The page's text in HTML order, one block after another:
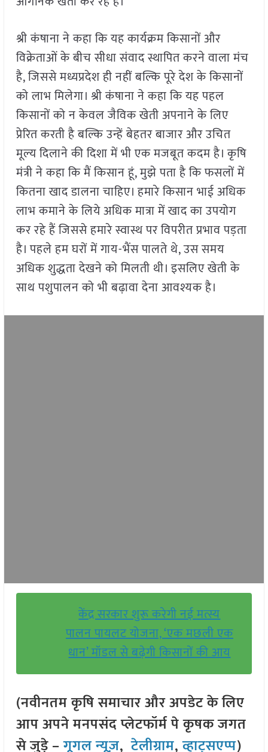
श्री कंषाना ने कहा कि यह कार्यक्रम किसानों और
विक्रेताओं के बीच सीधा संवाद स्थापित करने वाला मंच
है, जिससे मध्यप्रदेश ही नहीं बल्कि पूरे देश के किसानों
को लाभ मिलेगा। श्री कंषाना ने कहा कि यह पहल
किसानों को न केवल जैविक खेती अपनाने के लिए
प्रेरित करती है बल्कि उन्हें बेहतर बाजार और उचित
मूल्य दिलाने की दिशा में भी एक मजबूत कदम है। कृषि
मंत्री ने कहा कि मैं किसान हूं, मुझे पता है कि फसलों में
कितना खाद डालना चाहिए। हमारे किसान भाई अधिक
लाभ कमाने के लिये अधिक मात्रा में खाद का उपयोग
कर रहे हैं जिससे हमारे स्वास्थ पर विपरीत प्रभाव पड़ता
है। पहले हम घरों में गाय-भैंस पालते थे, उस समय
अधिक शुद्धता देखने को मिलती थी। इसलिए खेती के
साथ पशुपालन को भी बढ़ावा देना आवश्यक है।
केंद्र सरकार शुरू करेगी नई मत्स्य
पालन पायलट योजना, ‘एक मछली एक
धान’ मॉडल से बढ़ेगी किसानों की आय
(नवीनतम कृषि समाचार और अपडेट के लिए
आप अपने मनपसंद प्लेटफॉर्म पे कृषक जगत
से जुड़े –गूगल न्यूज़,टेलीग्राम,व्हाट्सएप्प)